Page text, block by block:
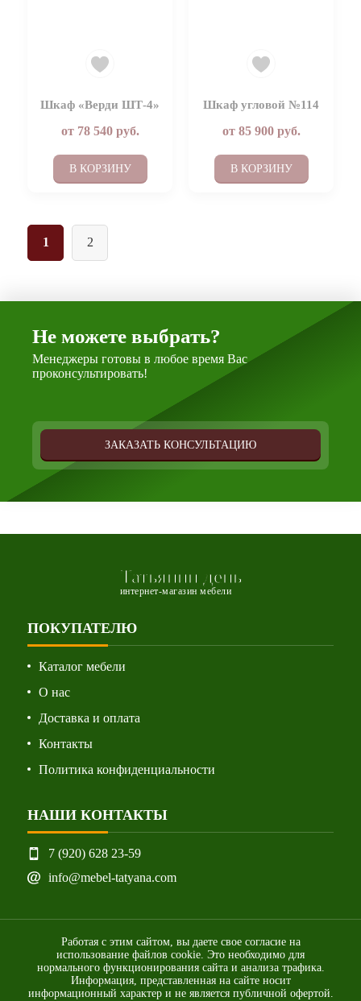
Шкаф «Верди ШТ-4»
от 78 540руб.
В КОРЗИНУ
Шкаф угловой №114
от 85 900руб.
В КОРЗИНУ
1 2
Не можете выбрать?
Менеджеры готовы в любое время Вас
проконсультировать!
ЗАКАЗАТЬ КОНСУЛЬТАЦИЮ
Татьянин день
интернет-магазин мебели
ПОКУПАТЕЛЮ
Каталог мебели
О нас
Доставка и оплата
Контакты
Политика конфиденциальности
НАШИ КОНТАКТЫ
7 (920) 628 23-59
info@mebel-tatyana.com
Работая с этим сайтом, вы даете свое согласие на
использование файлов cookie. Это необходимо для
нормального функционирования сайта и анализа трафика.
Информация, представленная на сайте носит
информационный характер и не является публичной офертой.